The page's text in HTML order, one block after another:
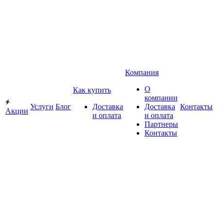
Акции
Услуги Блог
Как купить
Доставка
и оплата
Компания
О
компании
Доставка
и оплата
Партнеры
Контакты
Контакты